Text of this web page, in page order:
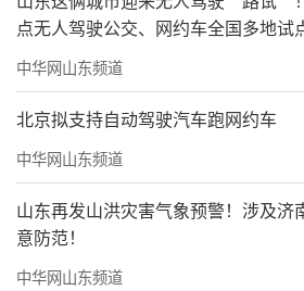
点无人驾驶公交、网约车全国多地试
路
中华网山东频道
北京拟支持自动驾驶汽车跑网约车
中华网山东频道
山东再发山洪灾害气象预警！涉及济
意防范！
中华网山东频道